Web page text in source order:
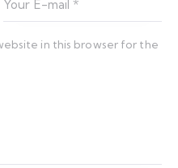
in this browser for the